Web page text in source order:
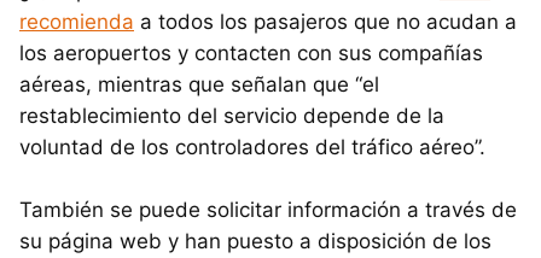
recomienda a todos los pasajeros que no acudan a
los aeropuertos y contacten con sus compañías
aéreas, mientras que señalan que “el
restablecimiento del servicio depende de la
voluntad de los controladores del tráfico aéreo”.
También se puede solicitar información a través de
su página web y han puesto a disposición de los